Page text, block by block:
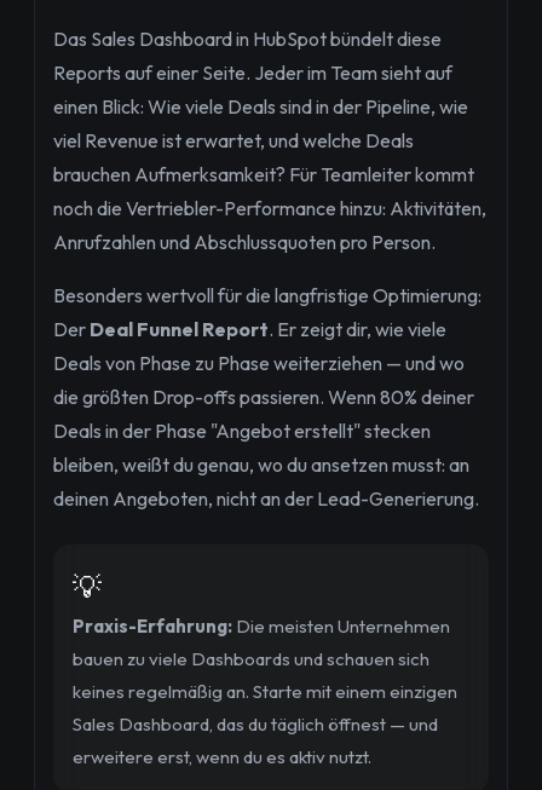
Das Sales Dashboard in HubSpot bündelt diese
Reports auf einer Seite. Jeder im Team sieht auf
einen Blick: Wie viele Deals sind in der Pipeline, wie
viel Revenue ist erwartet, und welche Deals
brauchen Aufmerksamkeit? Für Teamleiter kommt
noch die Vertriebler-Performance hinzu: Aktivitäten,
Anrufzahlen und Abschlussquoten pro Person.
Besonders wertvoll für die langfristige Optimierung:
Der Deal Funnel Report. Er zeigt dir, wie viele
Deals von Phase zu Phase weiterziehen — und wo
die größten Drop-offs passieren. Wenn 80% deiner
Deals in der Phase "Angebot erstellt" stecken
bleiben, weißt du genau, wo du ansetzen musst: an
deinen Angeboten, nicht an der Lead-Generierung.
💡
Praxis-Erfahrung: Die meisten Unternehmen
bauen zu viele Dashboards und schauen sich
keines regelmäßig an. Starte mit einem einzigen
Sales Dashboard, das du täglich öffnest — und
erweitere erst, wenn du es aktiv nutzt.